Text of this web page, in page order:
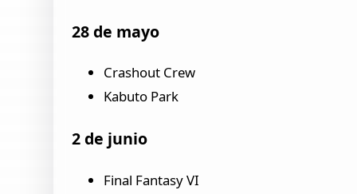
28 de mayo
Crashout Crew
Kabuto Park
2 de junio
Final Fantasy VI